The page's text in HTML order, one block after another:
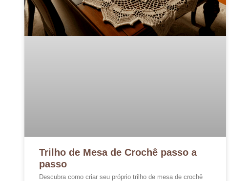
Trilho de Mesa de Crochê passo a
passo
Descubra como criar seu próprio trilho de mesa de crochê